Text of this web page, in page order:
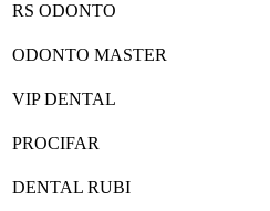
RS ODONTO
ODONTO MASTER
VIP DENTAL
PROCIFAR
DENTAL RUBI